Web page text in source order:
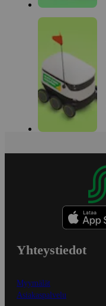
Yhteystiedot
Myymälät
Asiakaspalvelu